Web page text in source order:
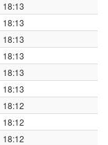
18:13
18:13
18:13
18:13
18:13
18:13
18:12
18:12
18:12